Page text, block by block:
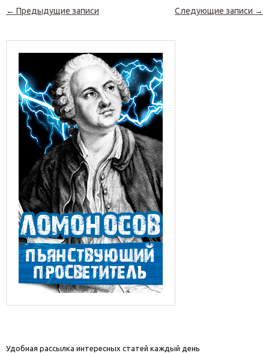
Навигация по записям
← Предыдущие записи Следующие записи →
Удобная рассылка интересных статей каждый день